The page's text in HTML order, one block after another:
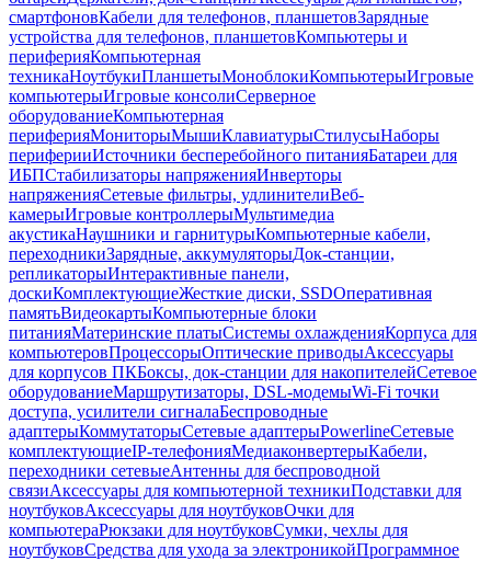
смартфоновКабели для телефонов, планшетовЗарядные
устройства для телефонов, планшетовКомпьютеры и
периферияКомпьютерная
техникаНоутбукиПланшетыМоноблокиКомпьютерыИгровые
компьютерыИгровые консолиСерверное
оборудованиеКомпьютерная
периферияМониторыМышиКлавиатурыСтилусыНаборы
периферииИсточники бесперебойного питанияБатареи для
ИБПСтабилизаторы напряженияИнверторы
напряженияСетевые фильтры, удлинителиВеб-
камерыИгровые контроллерыМультимедиа
акустикаНаушники и гарнитурыКомпьютерные кабели,
переходникиЗарядные, аккумуляторыДок-станции,
репликаторыИнтерактивные панели,
доскиКомплектующиеЖесткие диски, SSDОперативная
памятьВидеокартыКомпьютерные блоки
питанияМатеринские платыСистемы охлажденияКорпуса для
компьютеровПроцессорыОптические приводыАксессуары
для корпусов ПКБоксы, док-станции для накопителейСетевое
оборудованиеМаршрутизаторы, DSL-модемыWi-Fi точки
доступа, усилители сигналаБеспроводные
адаптерыКоммутаторыСетевые адаптерыPowerlineСетевые
комплектующиеIP-телефонияМедиаконвертерыКабели,
переходники сетевыеАнтенны для беспроводной
связиАксессуары для компьютерной техникиПодставки для
ноутбуковАксессуары для ноутбуковОчки для
компьютераРюкзаки для ноутбуковСумки, чехлы для
ноутбуковСредства для ухода за электроникойПрограммное